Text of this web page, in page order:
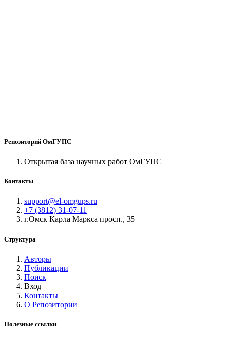
Репозиторий ОмГУПС
Открытая база научных работ ОмГУПС
Контакты
support@el-omgups.ru
+7 (3812) 31-07-11
г.Омск Карла Маркса просп., 35
Структура
Авторы
Публикации
Поиск
Вход
Контакты
О Репозитории
Полезные ссылки